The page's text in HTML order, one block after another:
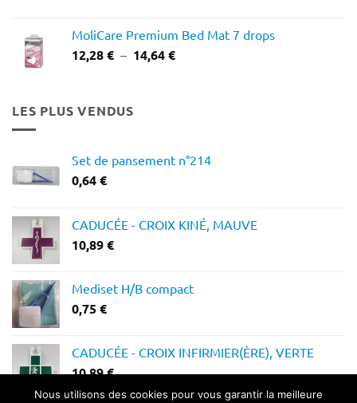
MoliCare Premium Bed Mat 7 drops
12,28€ – 14,64€Plage
LES PLUS VENDUS
Set de pansement n°214
0,64€
CADUCÉE - CROIX KINÉ, MAUVE
10,89€
Mediset H/B compact
0,75€
CADUCÉE - CROIX INFIRMIER(ÈRE), VERTE
10,89€
Nous utilisons des cookies pour vous garantir la meilleure